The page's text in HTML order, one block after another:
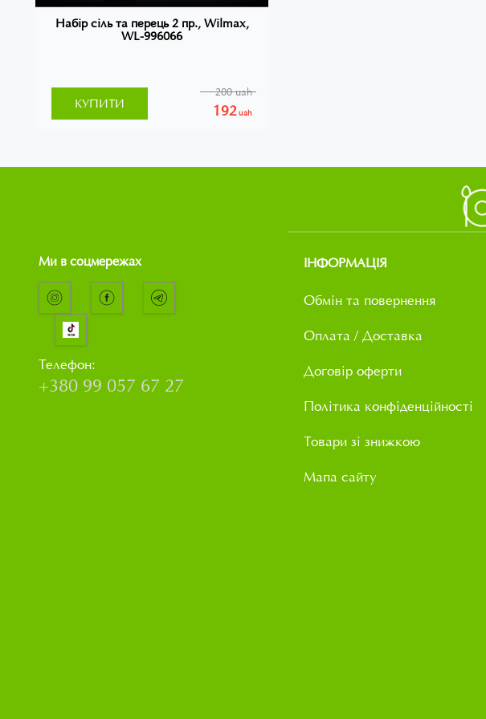
Набір сіль та перець 2 пр., Wilmax,
WL-996066
192uah
200 uah
КУПИТИ
Ми в соцмережах
Телефон:
+380 99 057 67 27
ІНФОРМАЦІЯ
Обмін та повернення
Оплата / Доставка
Договір оферти
Політика конфіденційності
Товари зі знижкою
Мапа сайту